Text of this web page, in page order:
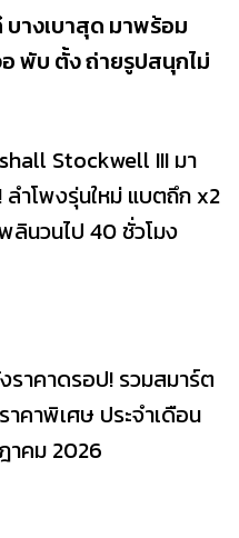
างเบาสุด มาพร้อม
พับ ตั้ง ถ่ายรูปสนุกไม่
Stockwell III มา
ลำโพงรุ่นใหม่ แบตถึก x2
ลินวนไป 40 ชั่วโมง
ราคาดรอป! รวมสมาร์ต
าคาพิเศษ ประจำเดือน
าคม 2026